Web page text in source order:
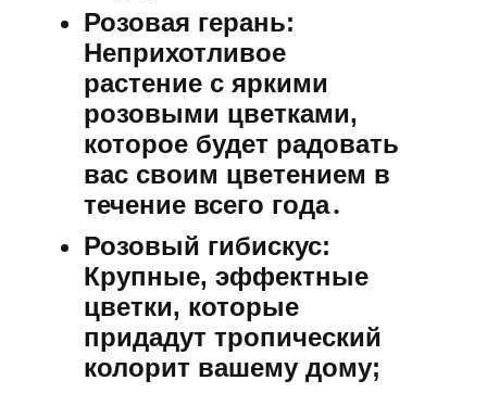
Розовая герань:
Неприхотливое
растение с яркими
розовыми цветками,
которое будет радовать
вас своим цветением в
течение всего года․
Розовый гибискус:
Крупные, эффектные
цветки, которые
придадут тропический
колорит вашему дому;